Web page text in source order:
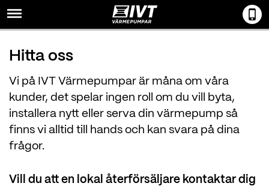
Hitta oss
Vi på IVT Värmepumpar är måna om våra
kunder, det spelar ingen roll om du vill byta,
installera nytt eller serva din värmepump så
finns vi alltid till hands och kan svara på dina
frågor.
Vill du att en lokal återförsäljare kontaktar dig